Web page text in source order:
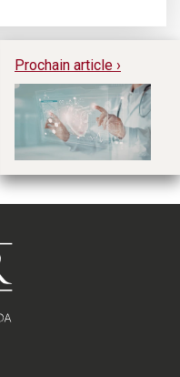
Prochain article ›